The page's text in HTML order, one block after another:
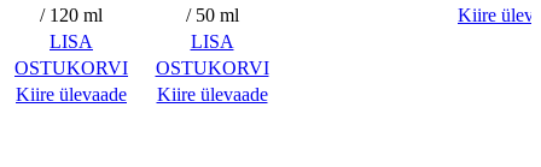
hind
oli:
34,10 €.
28,99 €.
/ 120 ml
LISA
OSTUKORVI
Kiire ülevaade
hind
oli:
61,60 €.
/ 50 ml
LISA
OSTUKORVI
Kiire ülevaade
Kiire